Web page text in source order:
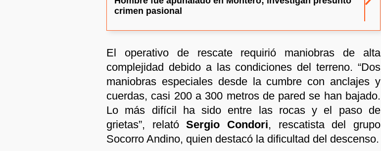
crimen pasional
El operativo de rescate requirió maniobras de alta
complejidad debido a las condiciones del terreno. “Dos
maniobras especiales desde la cumbre con anclajes y
cuerdas, casi 200 a 300 metros de pared se han bajado.
Lo más difícil ha sido entre las rocas y el paso de
grietas”, relatóSergio Condori, rescatista del grupo
Socorro Andino, quien destacó la dificultad del descenso.